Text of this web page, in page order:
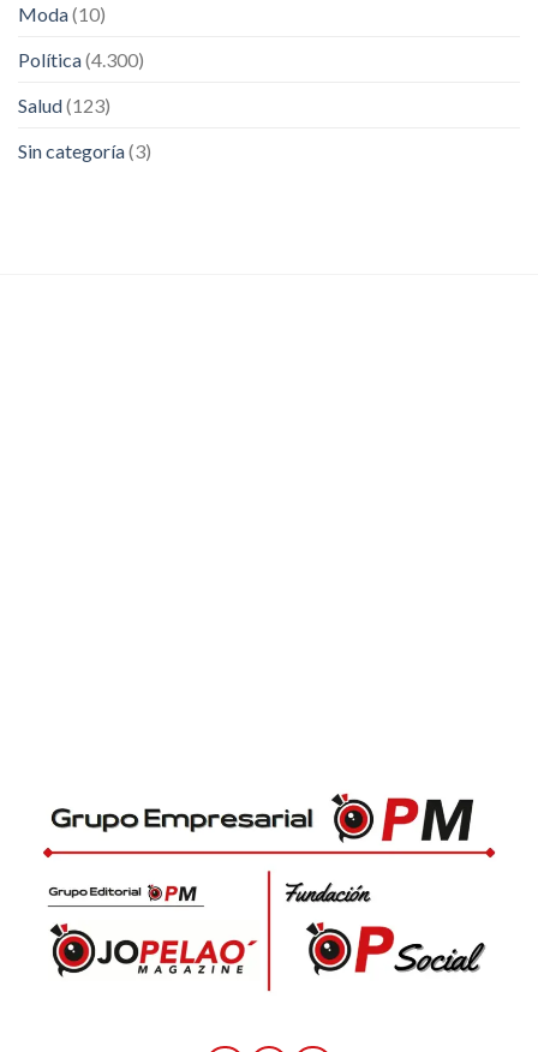
Moda(10)
Política(4.300)
Salud(123)
Sin categoría(3)